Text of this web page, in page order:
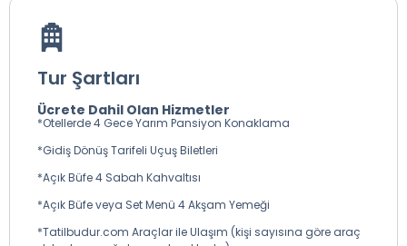
Tur Şartları
Ücrete Dahil Olan Hizmetler
*Otellerde 4 Gece Yarım Pansiyon Konaklama
*Gidiş Dönüş Tarifeli Uçuş Biletleri
*Açık Büfe 4 Sabah Kahvaltısı
*Açık Büfe veya Set Menü 4 Akşam Yemeği
*Tatilbudur.com Araçlar ile Ulaşım (kişi sayısına göre araç